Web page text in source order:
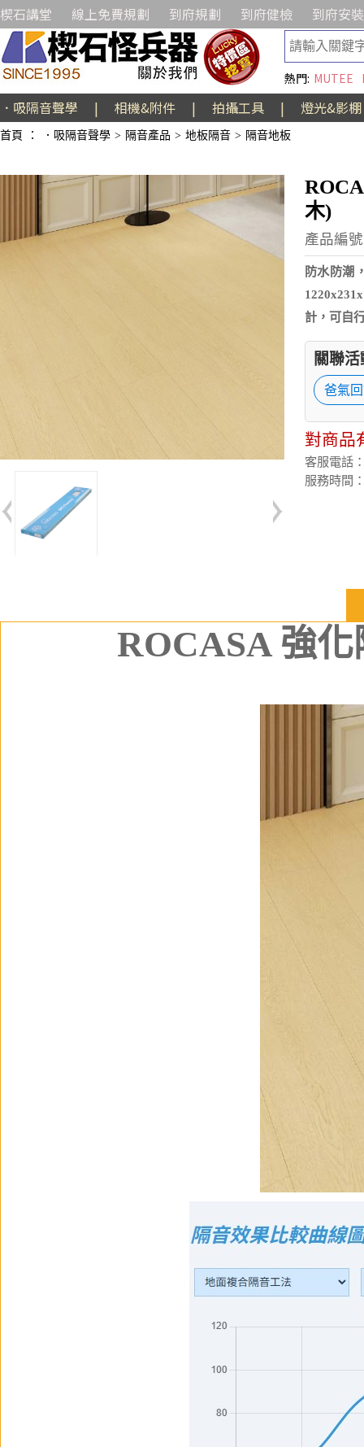
楔石講堂 線上免費規劃 到府規劃 到府健檢 到府安裝
熱門: MUTEE
．吸隔音聲學 | 相機&附件 | 拍攝工具 | 燈光&影棚
首頁 ： ．吸隔音聲學 > 隔音產品 > 地板隔音 > 隔音地板
木)
產品編
防水防潮
計，可自
關聯
爸氣
對商品
客服電話
服務時間
ROCASA 強